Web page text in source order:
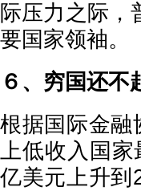
际压力之际，
要国家领袖。
６、穷国还不
根据国际金融
上低收入国家
亿美元上升到